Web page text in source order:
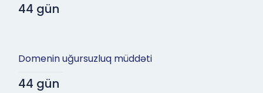
44 gün
Domenin uğursuzluq müddəti
44 gün